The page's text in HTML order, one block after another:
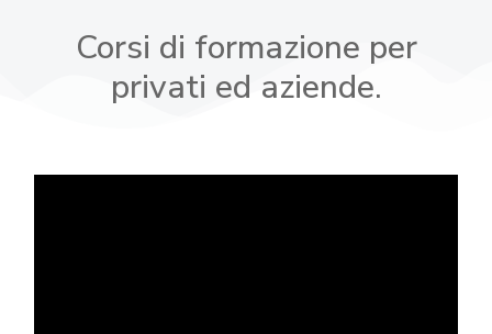
Corsi di formazione per
privati ed aziende.